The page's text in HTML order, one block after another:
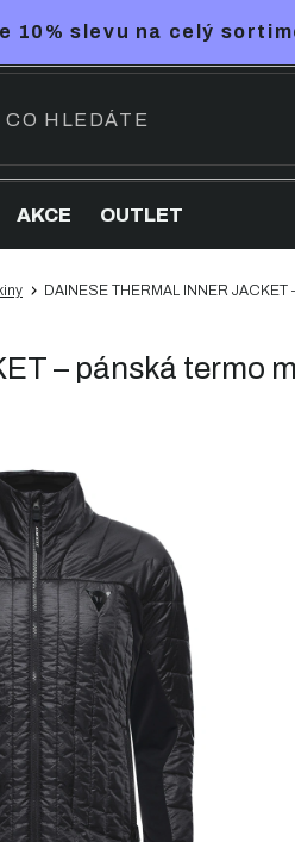
10% slevu na celý
AKCE OUTLET
DAINESE THERMAL INNER JACKET
– pánská termo